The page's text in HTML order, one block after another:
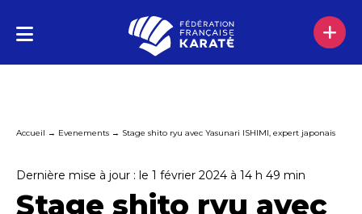
Accueil → Evenements → Stage shito ryu avec Yasunari ISHIMI, expert japonais
Dernière mise à jour : le 1 février 2024 à 14 h 49 min
Stage shito ryu avec